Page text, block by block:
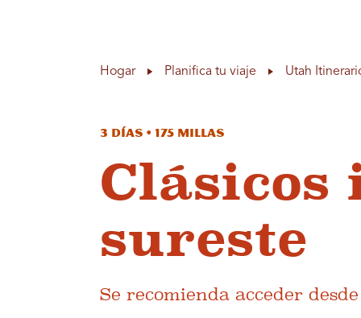
Hogar Planifica tu viaje Utah
3 días • 175 millas
Clásicos
sureste
Se recomienda acceder